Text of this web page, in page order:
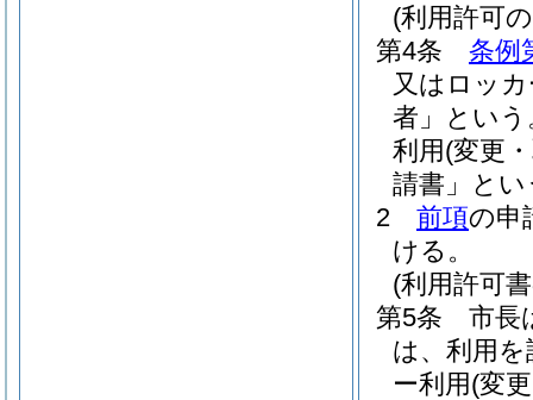
(利用許可
第4条
条例
又はロッ
者」という
利用 (変更
請書」とい
2
前項の申
ける。
(利用許可
第5条
市長
は、利用
ー利用 (変